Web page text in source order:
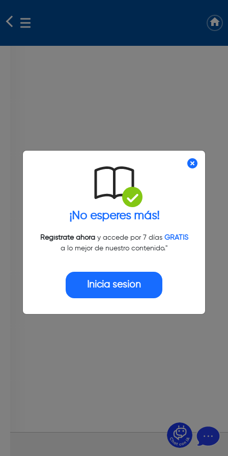
¡No esperes más!
Regístrate ahoray accede por 7 días GRATIS
a lo mejor de nuestro contenido."
Inicia sesión